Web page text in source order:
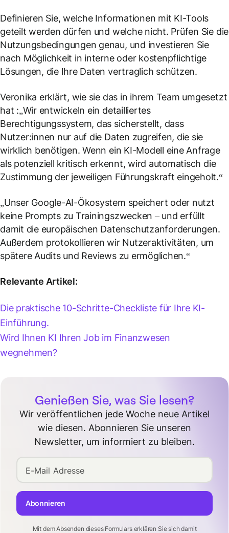
Definieren Sie, welche Informationen mit KI-Tools
geteilt werden dürfen und welche nicht. Prüfen Sie die
Nutzungsbedingungen genau, und investieren Sie
nach Möglichkeit in interne oder kostenpflichtige
Lösungen, die Ihre Daten vertraglich schützen.
Veronika erklärt, wie sie das in ihrem Team umgesetzt
hat :„Wir entwickeln ein detailliertes
Berechtigungssystem, das sicherstellt, dass
Nutzer:innen nur auf die Daten zugreifen, die sie
wirklich benötigen. Wenn ein KI-Modell eine Anfrage
als potenziell kritisch erkennt, wird automatisch die
Zustimmung der jeweiligen Führungskraft eingeholt.“
„Unser Google-AI-Ökosystem speichert oder nutzt
keine Prompts zu Trainingszwecken – und erfüllt
damit die europäischen Datenschutzanforderungen.
Außerdem protokollieren wir Nutzeraktivitäten, um
spätere Audits und Reviews zu ermöglichen.“
Relevante Artikel:
Die praktische 10-Schritte-Checkliste für Ihre KI-
Einführung.
Wird Ihnen KI Ihren Job im Finanzwesen
wegnehmen?
Genießen Sie, was Sie lesen?
Wir veröffentlichen jede Woche neue Artikel
wie diesen. Abonnieren Sie unseren
Newsletter, um informiert zu bleiben.
E-Mail Adresse
Mit dem Absenden dieses Formulars erklären Sie sich damit
Abonnieren